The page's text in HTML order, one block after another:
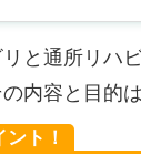
と通所リハ
内容と目的
ト！